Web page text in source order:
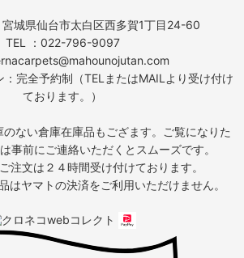
城県仙台市太白区西多賀1丁目24-60
TEL ：022-796-9097
：完全予約制（TELまたはMAILより受け付け
ております。）
ない倉庫在庫品もござます。ご覧になりた
事前にご連絡いただくとスムーズです。
注文は２４時間受け付けております。
はヤマトの決済をご利用いただけません。